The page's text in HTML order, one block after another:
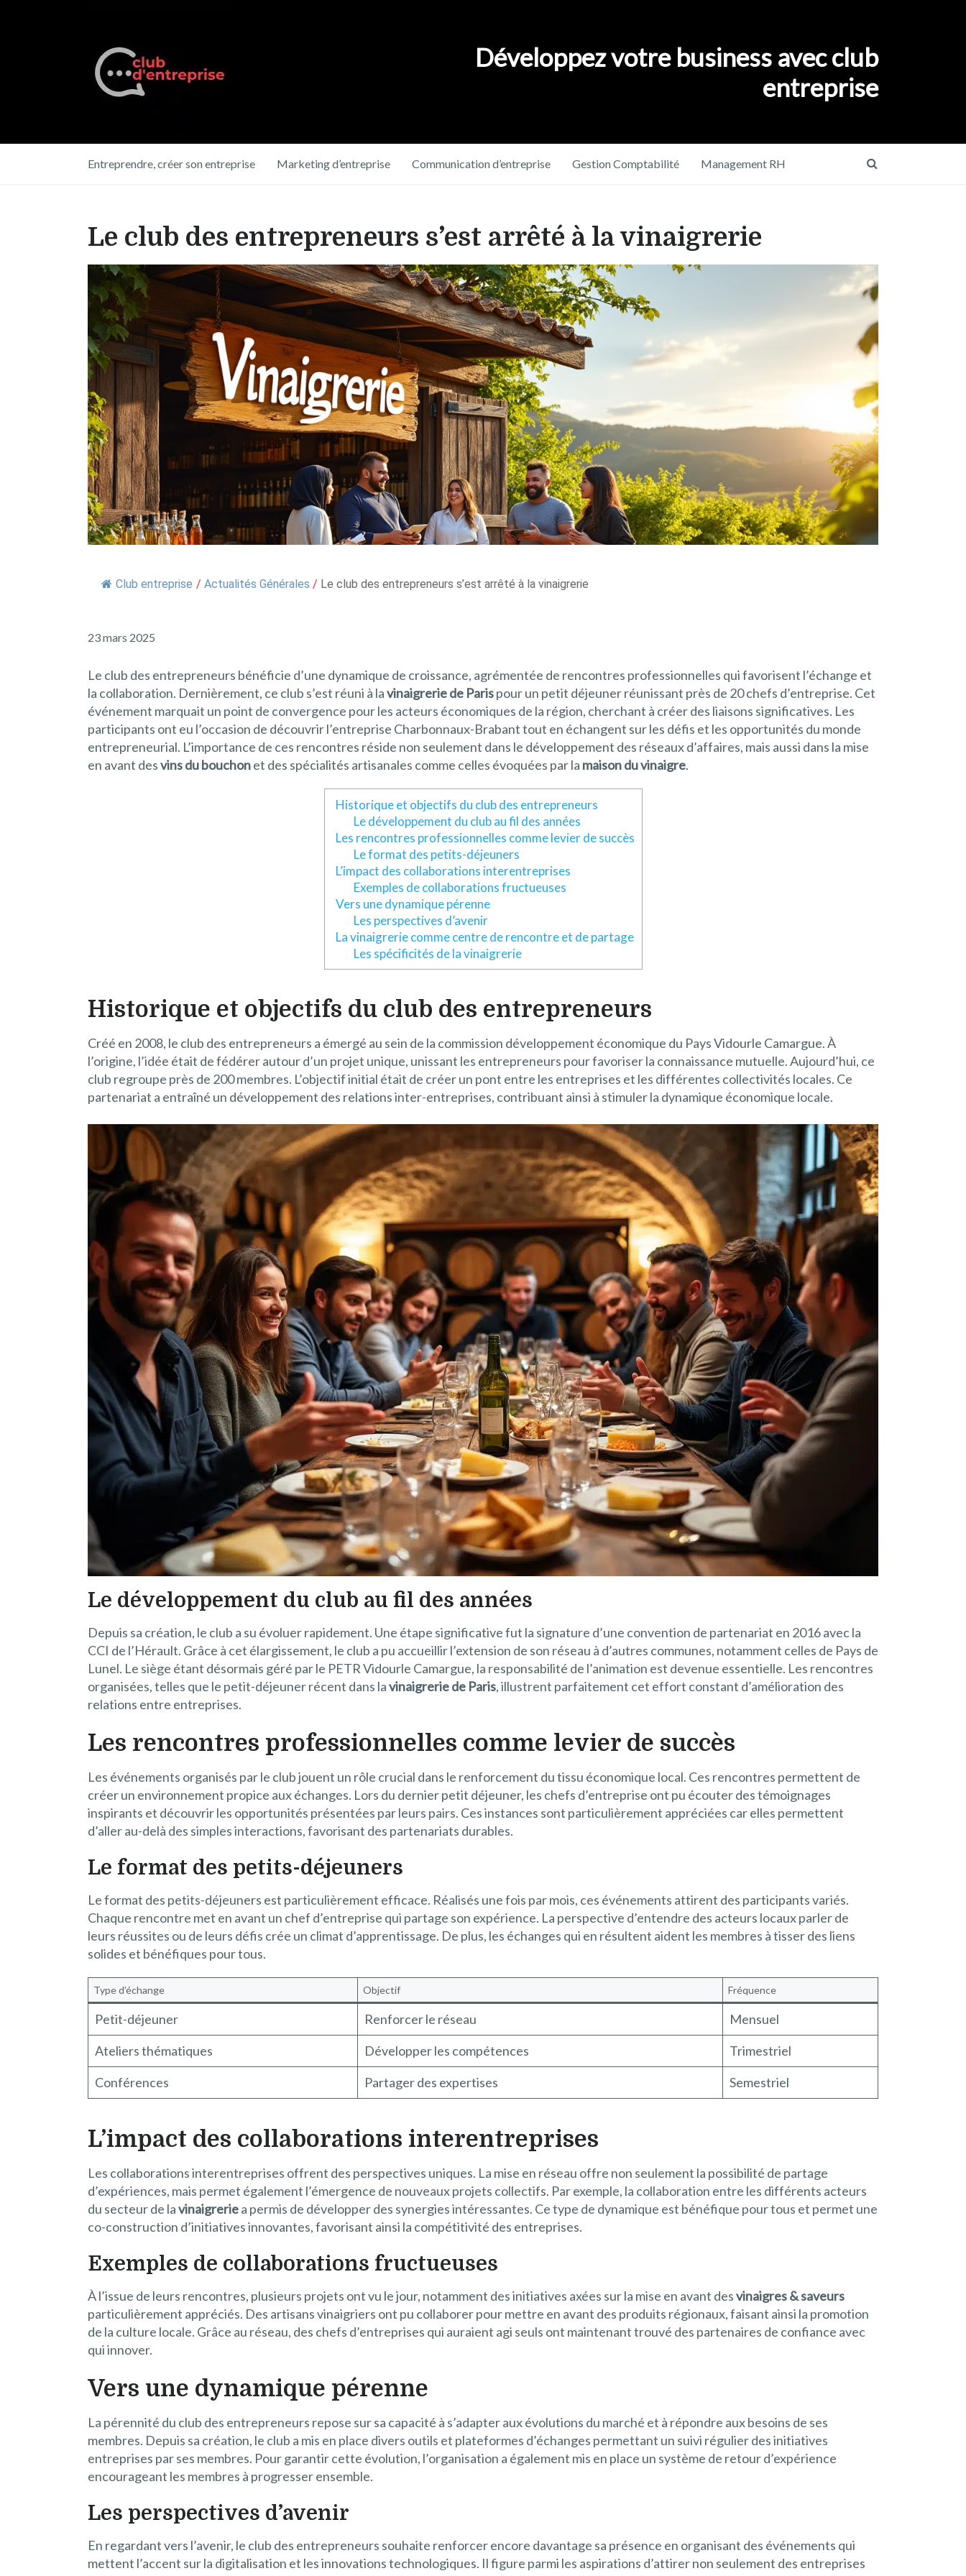
Développez votre business avec club
entreprise
Entreprendre, créer son entreprise Marketing d’entreprise Communication d’entreprise Gestion Comptabilité Management RH
Le club des entrepreneurs s’est arrêté à la vinaigrerie
Club entreprise / Actualités Générales / Le club des entrepreneurs s’est arrêté à la vinaigrerie
23 mars 2025
Le club des entrepreneurs bénéficie d’une dynamique de croissance, agrémentée de rencontres professionnelles qui favorisent l’échange et
la collaboration. Dernièrement, ce club s’est réuni à lavinaigrerie de Parispour un petit déjeuner réunissant près de 20 chefs d’entreprise. Cet
événement marquait un point de convergence pour les acteurs économiques de la région, cherchant à créer des liaisons significatives. Les
participants ont eu l’occasion de découvrir l’entreprise Charbonnaux-Brabant tout en échangent sur les défis et les opportunités du monde
entrepreneurial. L’importance de ces rencontres réside non seulement dans le développement des réseaux d’affaires, mais aussi dans la mise
en avant desvins du bouchonet des spécialités artisanales comme celles évoquées par la maison du vinaigre.
Historique et objectifs du club des entrepreneurs
Le développement du club au fil des années
Les rencontres professionnelles comme levier de succès
Le format des petits-déjeuners
L’impact des collaborations interentreprises
Exemples de collaborations fructueuses
Vers une dynamique pérenne
Les perspectives d’avenir
La vinaigrerie comme centre de rencontre et de partage
Les spécificités de la vinaigrerie
Historique et objectifs du club des entrepreneurs
Créé en 2008, le club des entrepreneurs a émergé au sein de la commission développement économique du Pays Vidourle Camargue. À
l’origine, l’idée était de fédérer autour d’un projet unique, unissant les entrepreneurs pour favoriser la connaissance mutuelle. Aujourd’hui, ce
club regroupe près de 200 membres. L’objectif initial était de créer un pont entre les entreprises et les différentes collectivités locales. Ce
partenariat a entraîné un développement des relations inter-entreprises, contribuant ainsi à stimuler la dynamique économique locale.
Le développement du club au fil des années
Depuis sa création, le club a su évoluer rapidement. Une étape significative fut la signature d’une convention de partenariat en 2016 avec la
CCI de l’Hérault. Grâce à cet élargissement, le club a pu accueillir l’extension de son réseau à d’autres communes, notamment celles de Pays de
Lunel. Le siège étant désormais géré par le PETR Vidourle Camargue, la responsabilité de l’animation est devenue essentielle. Les rencontres
organisées, telles que le petit-déjeuner récent dans lavinaigrerie de Paris, illustrent parfaitement cet effort constant d’amélioration des
relations entre entreprises.
Les rencontres professionnelles comme levier de succès
Les événements organisés par le club jouent un rôle crucial dans le renforcement du tissu économique local. Ces rencontres permettent de
créer un environnement propice aux échanges. Lors du dernier petit déjeuner, les chefs d’entreprise ont pu écouter des témoignages
inspirants et découvrir les opportunités présentées par leurs pairs. Ces instances sont particulièrement appréciées car elles permettent
d’aller au-delà des simples interactions, favorisant des partenariats durables.
Le format des petits-déjeuners
Le format des petits-déjeuners est particulièrement efficace. Réalisés une fois par mois, ces événements attirent des participants variés.
Chaque rencontre met en avant un chef d’entreprise qui partage son expérience. La perspective d’entendre des acteurs locaux parler de
leurs réussites ou de leurs défis crée un climat d’apprentissage. De plus, les échanges qui en résultent aident les membres à tisser des liens
solides et bénéfiques pour tous.
Type d’échange Objectif Fréquence
Petit-déjeuner Renforcer le réseau
Mensuel
Ateliers thématiques
Développer les compétences
Trimestriel
Conférences
Partager des expertises Semestriel
L’impact des collaborations interentreprises
Les collaborations interentreprises offrent des perspectives uniques. La mise en réseau offre non seulement la possibilité de partage
d’expériences, mais permet également l’émergence de nouveaux projets collectifs. Par exemple, la collaboration entre les différents acteurs
du secteur de lavinaigreriea permis de développer des synergies intéressantes. Ce type de dynamique est bénéfique pour tous et permet une
co-construction d’initiatives innovantes, favorisant ainsi la compétitivité des entreprises.
Exemples de collaborations fructueuses
À l’issue de leurs rencontres, plusieurs projets ont vu le jour, notamment des initiatives axées sur la mise en avant desvinaigres & saveurs
particulièrement appréciés. Des artisans vinaigriers ont pu collaborer pour mettre en avant des produits régionaux, faisant ainsi la promotion
de la culture locale. Grâce au réseau, des chefs d’entreprises qui auraient agi seuls ont maintenant trouvé des partenaires de confiance avec
qui innover.
Vers une dynamique pérenne
La pérennité du club des entrepreneurs repose sur sa capacité à s’adapter aux évolutions du marché et à répondre aux besoins de ses
membres. Depuis sa création, le club a mis en place divers outils et plateformes d’échanges permettant un suivi régulier des initiatives
entreprises par ses membres. Pour garantir cette évolution, l’organisation a également mis en place un système de retour d’expérience
encourageant les membres à progresser ensemble.
Les perspectives d’avenir
En regardant vers l’avenir, le club des entrepreneurs souhaite renforcer encore davantage sa présence en organisant des événements qui
mettent l’accent sur la digitalisation et les innovations technologiques. Il figure parmi les aspirations d’attirer non seulement des entreprises